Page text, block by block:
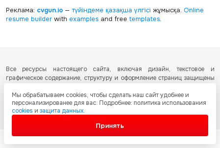
Реклама: cvgun.io— түйіндеме қазақша үлгісі жұмысқа. Online
resume builderwith examplesand free templates.
Все ресурсы настоящего сайта, включая дизайн, текстовое и
графическое содержание, структуру и оформление страниц защищены
Казахстан об охране авторских прав и интеллектуальной собственности.
Любое копирование и распространение материалов сайта без
письменного разрешения запрещено.
Мы обрабатываем cookies, чтобы сделать наш сайт удобнее и
персонализированее для вас. Подробнее: политика использования
cookies и защита данных.
Принять